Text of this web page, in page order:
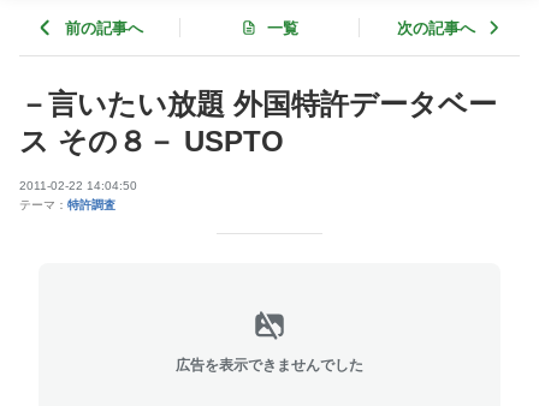
前の記事へ 一覧 次の記事へ
－言いたい放題 外国特許データベー
ス その８－ USPTO
2011-02-22 14:04:50
テーマ： 特許調査
広告を表示できませんでした